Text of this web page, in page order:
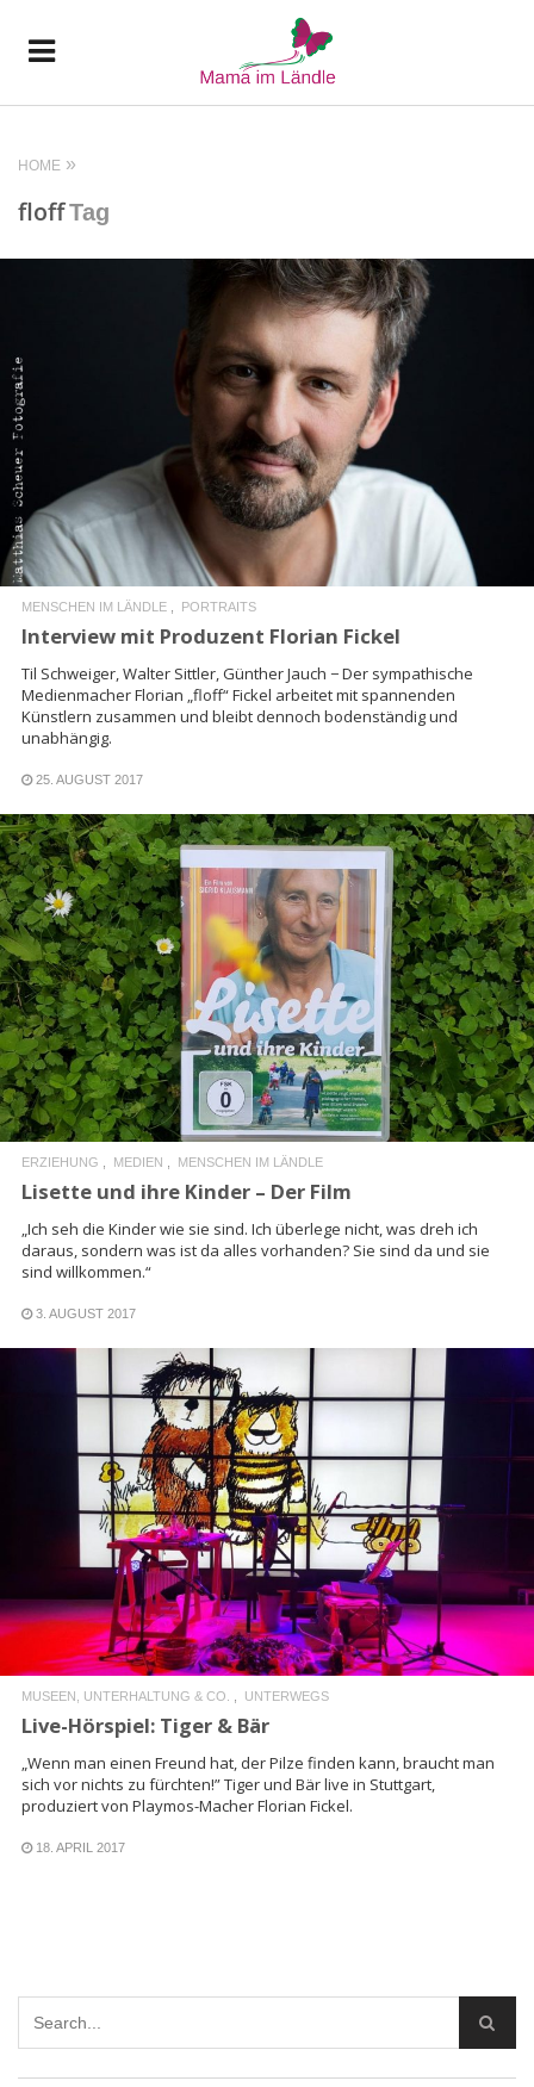
HOME
floffTag
READ MORE
MENSCHEN IM LÄNDLE PORTRAITS
Interview mit Produzent Florian Fickel
Til Schweiger, Walter Sittler, Günther Jauch − Der sympathische
Medienmacher Florian „floff“ Fickel arbeitet mit spannenden
Künstlern zusammen und bleibt dennoch bodenständig und
unabhängig.
25. AUGUST 2017
READ MORE
ERZIEHUNG MEDIEN MENSCHEN IM LÄNDLE
Lisette und ihre Kinder – Der Film
„Ich seh die Kinder wie sie sind. Ich überlege nicht, was dreh ich
daraus, sondern was ist da alles vorhanden? Sie sind da und sie
sind willkommen.“
3. AUGUST 2017
READ MORE
MUSEEN, UNTERHALTUNG & CO. UNTERWEGS
Live-Hörspiel: Tiger & Bär
„Wenn man einen Freund hat, der Pilze finden kann, braucht man
sich vor nichts zu fürchten!” Tiger und Bär live in Stuttgart,
produziert von Playmos-Macher Florian Fickel.
18. APRIL 2017